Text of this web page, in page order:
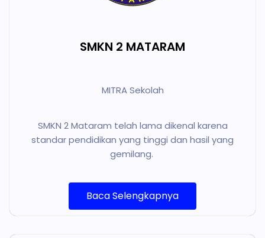
SMKN 2 MATARAM
MITRA Sekolah
SMKN 2 Mataram telah lama dikenal karena
standar pendidikan yang tinggi dan hasil yang
gemilang.
Baca Selengkapnya